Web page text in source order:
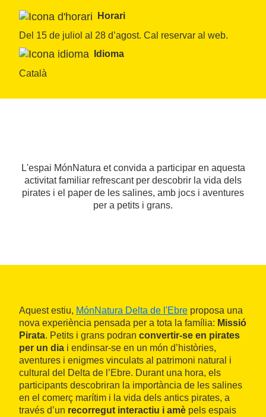
Horari
Del 15 de juliol al 28 d’agost. Cal reservar al web.
Idioma
Català
L'espai MónNatura et convida a participar en aquesta
activitat familiar refrescant per descobrir la vida dels
pirates i el paper de les salines, amb jocs i aventures
per a petits i grans.
Aquest estiu, MónNatura Delta de l'Ebre proposa una
nova experiència pensada per a tota la família: Missió
Pirata. Petits i grans podran convertir-se en pirates
per un dia i endinsar-se en un món d’històries,
aventures i enigmes vinculats al patrimoni natural i
cultural del Delta de l’Ebre. Durant una hora, els
participants descobriran la importància de les salines
en el comerç marítim i la vida dels antics pirates, a
través d’un recorregut interactiu i amè pels espais